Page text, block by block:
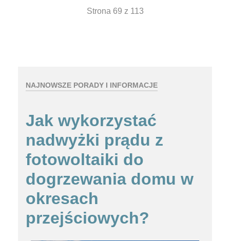
Strona 69 z 113
NAJNOWSZE PORADY I INFORMACJE
Jak wykorzystać
nadwyżki prądu z
fotowoltaiki do
dogrzewania domu w
okresach
przejściowych?